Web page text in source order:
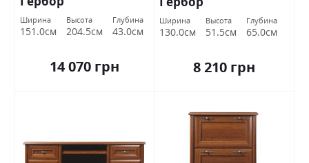
Ширина
151.0см
Высота
204.5см
Глубина
43.0см
14 070 грн
Ширина
130.0см
Высота
51.5см
Глубина
65.0см
8 210 грн